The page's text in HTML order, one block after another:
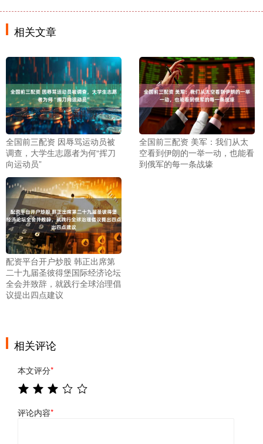
相关文章
全国前三配资 因辱骂运动员被
调查，大学生志愿者为何“挥刀
向运动员”
全国前三配资 美军：我们从太
空看到伊朗的一举一动，也能看
到俄军的每一条战壕
配资平台开户炒股 韩正出席第
二十九届圣彼得堡国际经济论坛
全会并致辞，就践行全球治理倡
议提出四点建议
相关评论
本文评分*
评论内容*